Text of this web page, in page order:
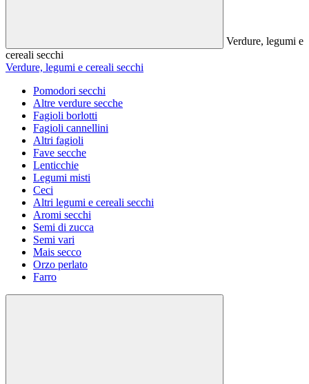
Verdure, legumi e
cereali secchi
Verdure, legumi e cereali secchi
Pomodori secchi
Altre verdure secche
Fagioli borlotti
Fagioli cannellini
Altri fagioli
Fave secche
Lenticchie
Legumi misti
Ceci
Altri legumi e cereali secchi
Aromi secchi
Semi di zucca
Semi vari
Mais secco
Orzo perlato
Farro